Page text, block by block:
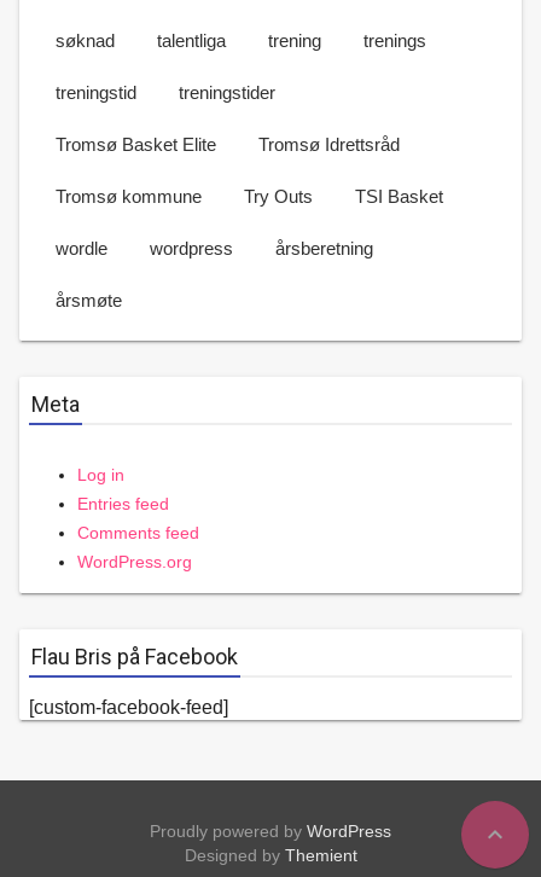
expand_less
søknad talentliga trening trenings
treningstid treningstider
Tromsø Basket Elite Tromsø Idrettsråd
Tromsø kommune Try Outs TSI Basket
wordle wordpress årsberetning
årsmøte
Meta
Log in
Entries feed
Comments feed
WordPress.org
Flau Bris på Facebook
[custom-facebook-feed]
Proudly powered by WordPress
Designed by Themient